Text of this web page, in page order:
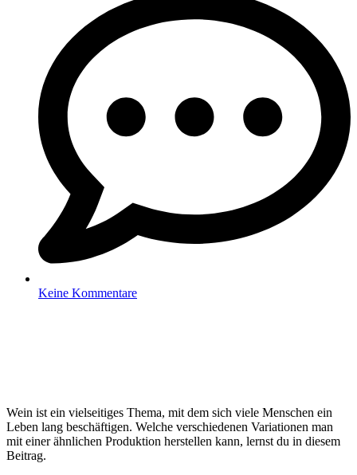
Keine Kommentare
Wein ist ein vielseitiges Thema, mit dem sich viele Menschen ein
Leben lang beschäftigen. Welche verschiedenen Variationen man
mit einer ähnlichen Produktion herstellen kann, lernst du in diesem
Beitrag.